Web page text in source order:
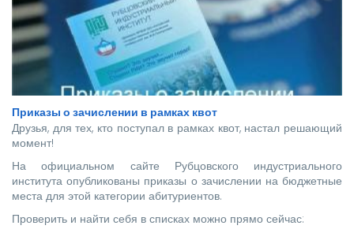
Приказы о зачислении в рамках квот
Друзья, для тех, кто поступал в рамках квот, настал решающий
момент!
На официальном сайте Рубцовского индустриального
института опубликованы приказы о зачислении на бюджетные
места для этой категории абитуриентов.
Проверить и найти себя в списках можно прямо сейчас: